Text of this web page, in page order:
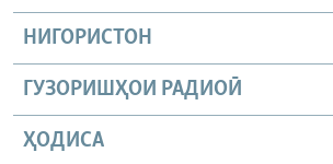
НИГОРИСТОН
ГУЗОРИШҲОИ РАДИОӢ
ҲОДИСА